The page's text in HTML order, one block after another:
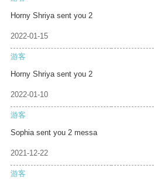
Horny Shriya sent you 2
2022-01-15
游客
Horny Shriya sent you 2
2022-01-10
游客
Sophia sent you 2 messa
2021-12-22
游客